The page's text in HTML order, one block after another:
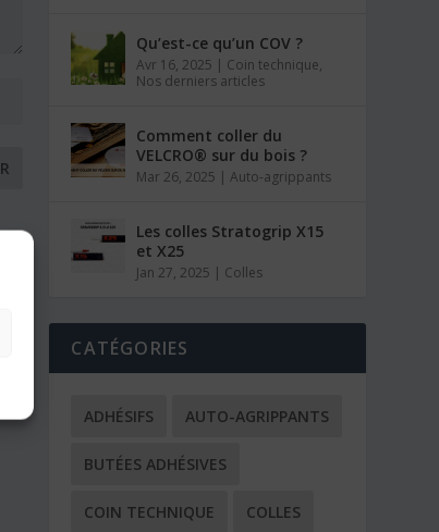
Qu’est-ce qu’un COV ?
Avr 16, 2025 | Coin technique,
Nos derniers articles
Comment coller du
VELCRO® sur du bois ?
Mar 26, 2025 |Auto-agrippants
Les colles Stratogrip X15
et X25
Jan 27, 2025 | Colles
CATÉGORIES
ADHÉSIFS AUTO-AGRIPPANTS
BUTÉES ADHÉSIVES
COIN TECHNIQUE COLLES